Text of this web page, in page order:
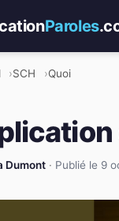
Paroles
SCH Quoi
Dumont · Publié le 9